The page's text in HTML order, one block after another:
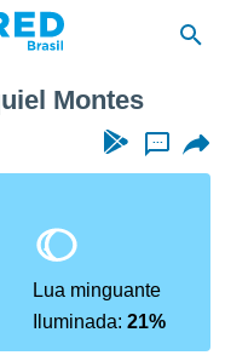
Montes
...
Lua minguante
Iluminada:21%